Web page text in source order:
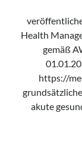
Health
gemäß
https://
akute